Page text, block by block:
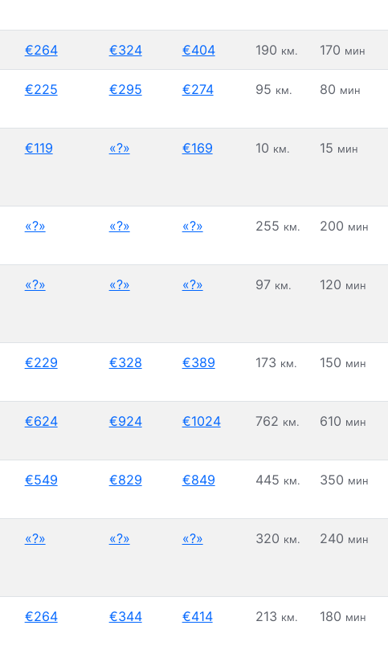
€264 €324 €404 190 км. 170 мин
€225 €295 €274 95 км. 80 мин
€119 «?» €169 10 км. 15 мин
«?» «?» «?» 255 км. 200 мин
«?» «?» «?» 97 км. 120 мин
€229 €328 €389 173 км. 150 мин
€624 €924 €1024 762 км. 610 мин
€549 €829 €849 445 км. 350 мин
«?» «?» «?» 320 км. 240 мин
€264 €344 €414 213 км. 180 мин